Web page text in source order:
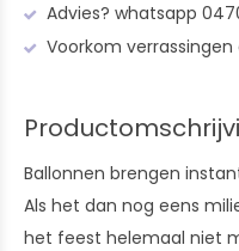
Advies? whatsapp
Voorkom
Ballonnen brengen
Als het dan nog eens
het feest helemaal niet